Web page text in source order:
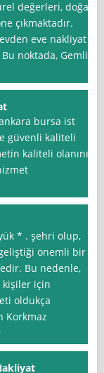
değerleri, doğal
çıkmaktadır.
eve nakliyat
noktada, Gemlik
bursa ist
güvenli kaliteli
kaliteli olanını
* . şehri olup,
önemli bir
Bu nedenle,
kişiler için
oldukça
Korkmaz